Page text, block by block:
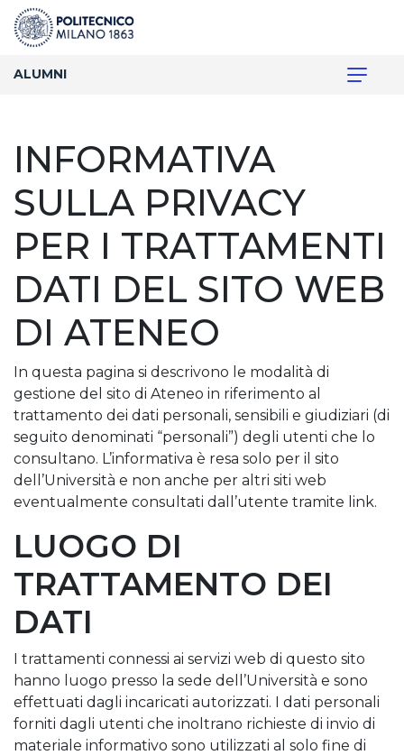
ALUMNI
INFORMATIVA
SULLA PRIVACY
PER I TRATTAMENTI
DATI DEL SITO WEB
DI ATENEO
In questa pagina si descrivono le modalità di
gestione del sito di Ateneo in riferimento al
trattamento dei dati personali, sensibili e giudiziari (di
seguito denominati “personali”) degli utenti che lo
consultano. L’informativa è resa solo per il sito
dell’Università e non anche per altri siti web
eventualmente consultati dall’utente tramite link.
LUOGO DI
TRATTAMENTO DEI
DATI
I trattamenti connessi ai servizi web di questo sito
hanno luogo presso la sede dell’Università e sono
effettuati dagli incaricati autorizzati. I dati personali
forniti dagli utenti che inoltrano richieste di invio di
materiale informativo sono utilizzati al solo fine di